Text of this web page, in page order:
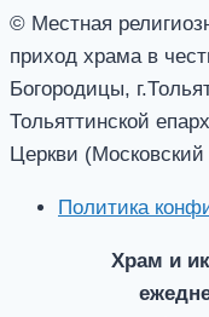
© Местная
приход храма в
Богородицы,
Тольяттинской
Церкви
Политика
Храм и